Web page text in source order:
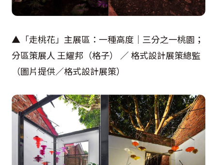
▲「走桃花」主展區：一種高度｜三分之一桃園；
分區策展人 王耀邦（格子） ／ 格式設計展策總監
（圖片提供／格式設計展策）